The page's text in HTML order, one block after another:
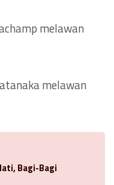
melawan
melawan
Bagi-Bagi